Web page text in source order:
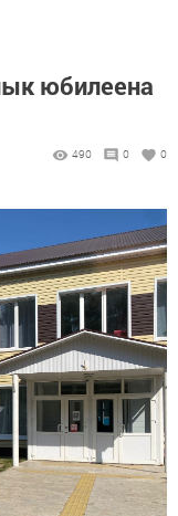
юбилеена
490 0 0